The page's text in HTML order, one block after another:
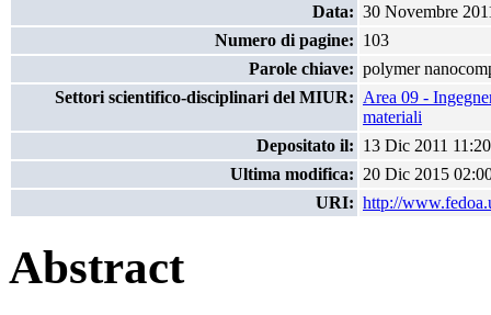
Data: 30 Novembre
Numero di pagine: 103
Parole chiave: polymer
Settori scientifico-disciplinari del MIUR: Area 09 -
materiali
Depositato il: 13 Dic 2011 11:20
Ultima modifica: 20 Dic 2015
URI: http://
Abstract